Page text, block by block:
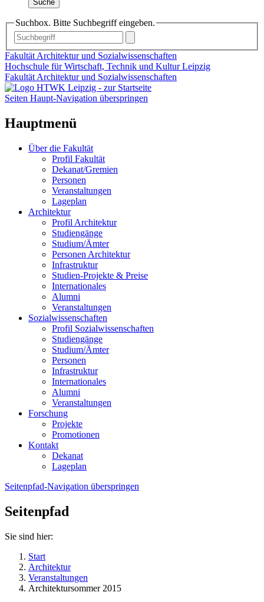
Suche
Suchbox. Bitte Suchbegriff eingeben.
Fakultät Architektur und Sozialwissenschaften
Hochschule für Wirtschaft, Technik und Kultur Leipzig
Fakultät Architektur und Sozialwissenschaften
Seiten Haupt-Navigation überspringen
Hauptmenü
Über die Fakultät
Profil Fakultät
Dekanat/Gremien
Personen
Veranstaltungen
Lageplan
Architektur
Profil Architektur
Studiengänge
Studium/Ämter
Personen Architektur
Infrastruktur
Studien-Projekte & Preise
Internationales
Alumni
Veranstaltungen
Sozialwissenschaften
Profil Sozialwissenschaften
Studiengänge
Studium/Ämter
Personen
Infrastruktur
Internationales
Alumni
Veranstaltungen
Forschung
Projekte
Promotionen
Kontakt
Dekanat
Lageplan
Seitenpfad-Navigation überspringen
Seitenpfad
Sie sind hier:
Start
Architektur
Veranstaltungen
Architektursommer 2015